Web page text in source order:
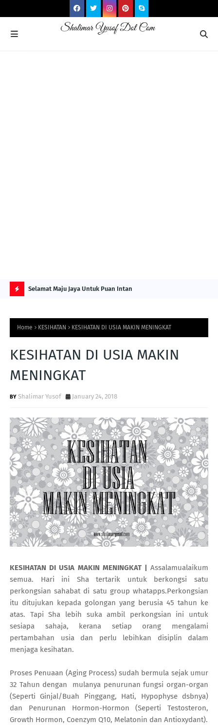
O
S
ITS Selamat Maju Jaya Untuk Puan Intan
Home KESIHATAN KESIHATAN DI USIA MAKIN MENINGKAT
KESIHATAN DI USIA MAKIN
MENINGKAT
Shalimar Yusof January 24, 2018
KESIHATAN DI USIA MAKIN MENINGKAT | Assalamualaikum
semua. Hari ini Sha tertarik untuk berkongsi satu
perkongsian sahabat di satu group whatapps.Perkongsian
itu ditujukan kepada golongan yang berusia 45 tahun ke
atas. Tapi Sha lebih suka ambil perkongsian ini untuk
sesiapa sahaja, kerana setiap orang mengalami
pertambahan usia dan perlu lebihkan disiplin dalam
menjaga kesihatan.
Proses Penuaan (Aging Process) sudah bermula sejak umur
32 Tahun dengan mulanya penurunan fungsi organ-organ
(Seperti Ginjal/Buah Pinggang, Hati, Hypophyse dsbnya)
dan Penurunan Hormon-Hormon (Seperti Testosteron,
Growth Hormon, Coenzym Q10, Melatonin dan Antioxydant).